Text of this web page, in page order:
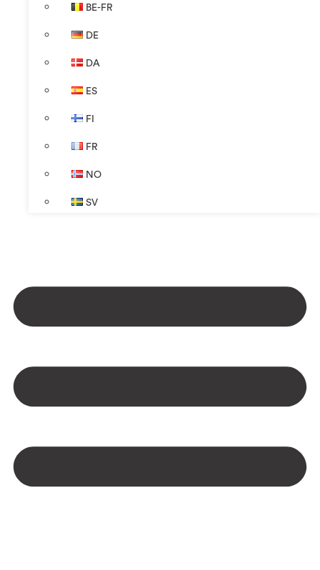
BE-FR
DE
DA
ES
FI
FR
NO
SV